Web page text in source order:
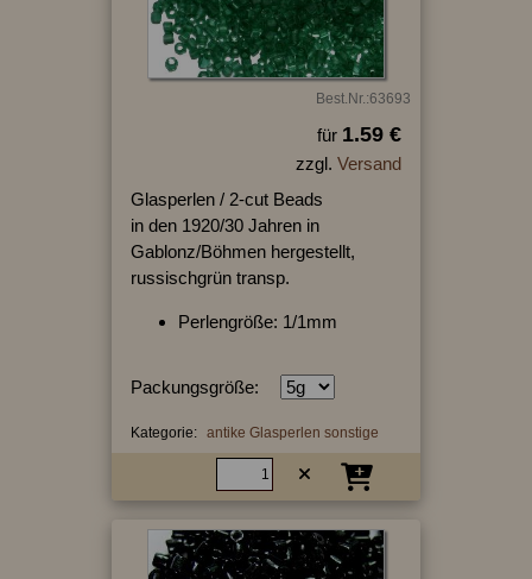
Best.Nr.:63693
für 1.59 €
zzgl. Versand
Glasperlen / 2-cut Beads
in den 1920/30 Jahren in
Gablonz/Böhmen hergestellt,
russischgrün transp.
Perlengröße: 1/1mm
Packungsgröße:
Kategorie: antike Glasperlen sonstige